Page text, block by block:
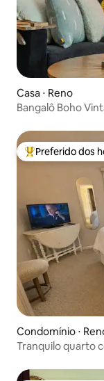
Casa ⋅ Reno
Bangalô Boho
Entre os
Preferido dos
Condomínio ⋅
Tranquilo quarto